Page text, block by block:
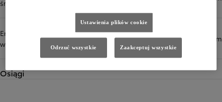
średnia) (l/100 km)
Emisja CO₂ (cykl mieszany,
wartość średnia) (g/km)
100 g/km
Osiągi
Ustawienia plików cookie
Odrzuć wszystkie Zaakceptuj wszystkie